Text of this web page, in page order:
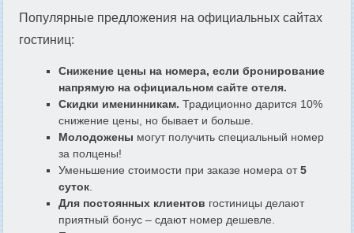
Популярные предложения на официальных сайтах
гостиниц:
Снижение цены на номера, если бронирование
напрямую на официальном сайте отеля.
Скидки именинникам. Традиционно дарится 10%
снижение цены, но бывает и больше.
Молодожены могут получить специальный номер
за полцены!
Уменьшение стоимости при заказе номера от5
суток
Для постоянных клиентов гостиницы делают
приятный бонус – сдают номер дешевле.